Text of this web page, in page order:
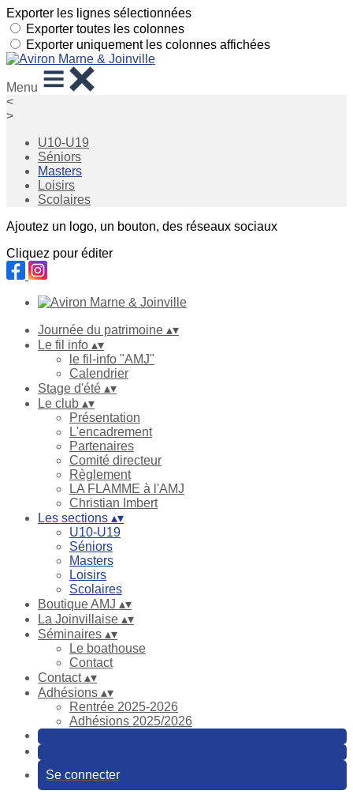
Exporter les lignes sélectionnées
Exporter toutes les colonnes
Exporter uniquement les colonnes affichées
Menu
<
>
U10-U19
Séniors
Masters
Loisirs
Scolaires
Ajoutez un logo, un bouton, des réseaux sociaux
Cliquez pour éditer
Journée du patrimoine ▴▾
Le fil info ▴▾
le fil-info "AMJ"
Calendrier
Stage d'été ▴▾
Le club ▴▾
Présentation
L'encadrement
Partenaires
Comité directeur
Règlement
LA FLAMME à l'AMJ
Christian Imbert
Les sections ▴▾
U10-U19
Séniors
Masters
Loisirs
Scolaires
Boutique AMJ ▴▾
La Joinvillaise ▴▾
Séminaires ▴▾
Le boathouse
Contact
Contact▴▾
Adhésions ▴▾
Rentrée 2025-2026
Adhésions 2025/2026
Se connecter